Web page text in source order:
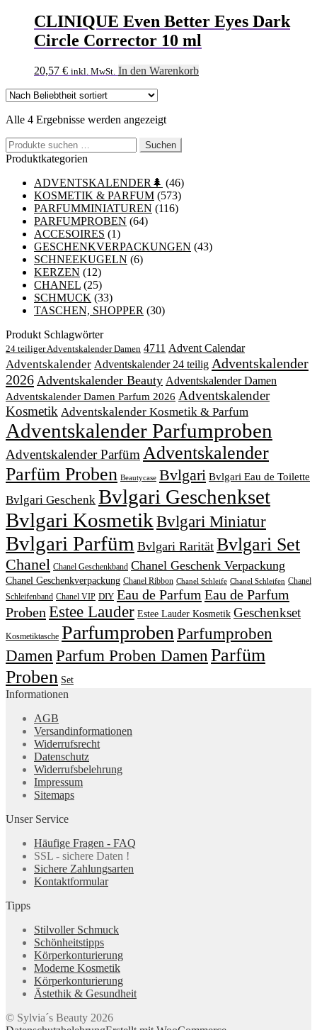
CLINIQUE Even Better Eyes Dark
Circle Corrector 10 ml
20,57 € inkl. MwSt. In den Warenkorb
Alle 4 Ergebnisse werden angezeigtNach
sortiert
Suchen
nach:
Suchen
Produktkategorien
ADVENTSKALENDER🌲 (46)
KOSMETIK & PARFUM (573)
PARFUMMINIATUREN (116)
PARFUMPROBEN (64)
ACCESOIRES (1)
GESCHENKVERPACKUNGEN (43)
SCHNEEKUGELN (6)
KERZEN (12)
CHANEL (25)
SCHMUCK (33)
TASCHEN, SHOPPER (30)
Produkt Schlagwörter
24 teiliger Adventskalender Damen 4711 Advent Calendar
Adventskalender Adventskalender 24 teilig Adventskalender
2026 Adventskalender Beauty Adventskalender Damen
Adventskalender Damen Parfum 2026 Adventskalender
Kosmetik Adventskalender Kosmetik & Parfum
Adventskalender Parfumproben
Adventskalender Parfüm Adventskalender
Parfüm Proben Beautycase Bvlgari Bvlgari Eau de Toilette
Bvlgari Geschenk Bvlgari Geschenkset
Bvlgari KosmetikBvlgari Miniatur
Bvlgari Parfüm Bvlgari Rarität Bvlgari Set
Chanel Chanel Geschenkband Chanel Geschenk Verpackung
Chanel Geschenkverpackung Chanel Ribbon Chanel Schleife Chanel Schleifen Chanel
Schleifenband Chanel VIP DIY Eau de Parfum Eau de Parfum
Proben Estee Lauder Estee Lauder Kosmetik Geschenkset
Kosmetiktasche Parfumproben Parfumproben
Damen Parfum Proben Damen Parfüm
Proben Set
Informationen
AGB
Versandinformationen
Widerrufsrecht
Datenschutz
Widerrufsbelehrung
Impressum
Sitemaps
Unser Service
Häufige Fragen - FAQ
SSL - sichere Daten !
Sichere Zahlungsarten
Kontaktformular
Tipps
Stilvoller Schmuck
Schönheitstipps
Körperkonturierung
Moderne Kosmetik
Körperkonturierung
Ästethik & Gesundheit
© Sylvia´s Beauty 2026